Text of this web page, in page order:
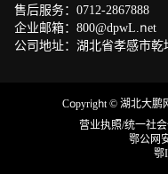
售后服务：0712-2867888
企业邮箱：800@dpwL.net
公司地址：湖北省孝感市乾
Copyright © 湖北大鹏
营业执照/统一社
鄂公网
鄂